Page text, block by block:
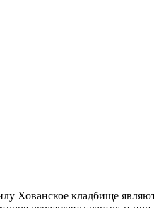
Хованское кладбище